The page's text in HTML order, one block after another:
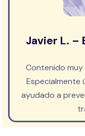
Javier L. –
Contenido muy
Especialmente
ayudado a